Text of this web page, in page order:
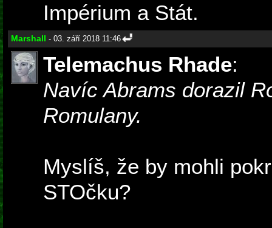
Impérium a Stát.
Marshall - 03. září 2018 11:46
Telemachus Rhade:
Navíc Abrams dorazil
Romulany.
Myslíš, že by mohli
STOčku?